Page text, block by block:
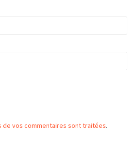
de vos commentaires sont traitées.